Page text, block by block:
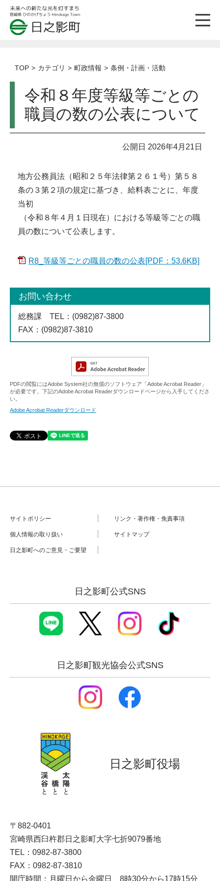
TOP カテゴリ 町政情報 条例・計画・活動
令和８年度等級等ごとの
職員の数の公表について
公開日 2026年4月21日
地方公務員法（昭和２５年法律第２６１号）第５８
条の３第２項の規定に基づき、給料表ごとに、年度
当初
（令和８年４月１日現在）における等級等ごとの職
員の数について公表します。
R8_等級等ごとの職員の数の公表[PDF：53.6KB]
お問い合わせ
総務課 TEL ：(0982)87-3800
FAX ：(0982)87-3810
PDFの閲覧にはAdobe System社の無償のソフトウェア「Adobe Acrobat Reader」
が必要です。下記のAdobe Acrobat Readerダウンロードページから入手してくださ
い。
Adobe Acrobat Readerダウンロード
サイトポリシー リンク・著作権・免責事項
個人情報の取り扱い サイトマップ
日之影町へのご意見・ご要望
日之影町公式SNS
日之影町観光協会公式SNS
日之影町役場
〒882-0401
宮崎県西臼杵郡日之影町大字七折9079番地
TEL：0982-87-3800
FAX：0982-87-3810
開庁時間：月曜日から金曜日 8時30分から17時15分